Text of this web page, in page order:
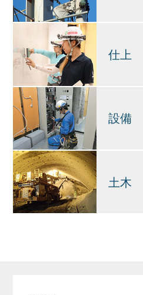
仕上
設備
土木